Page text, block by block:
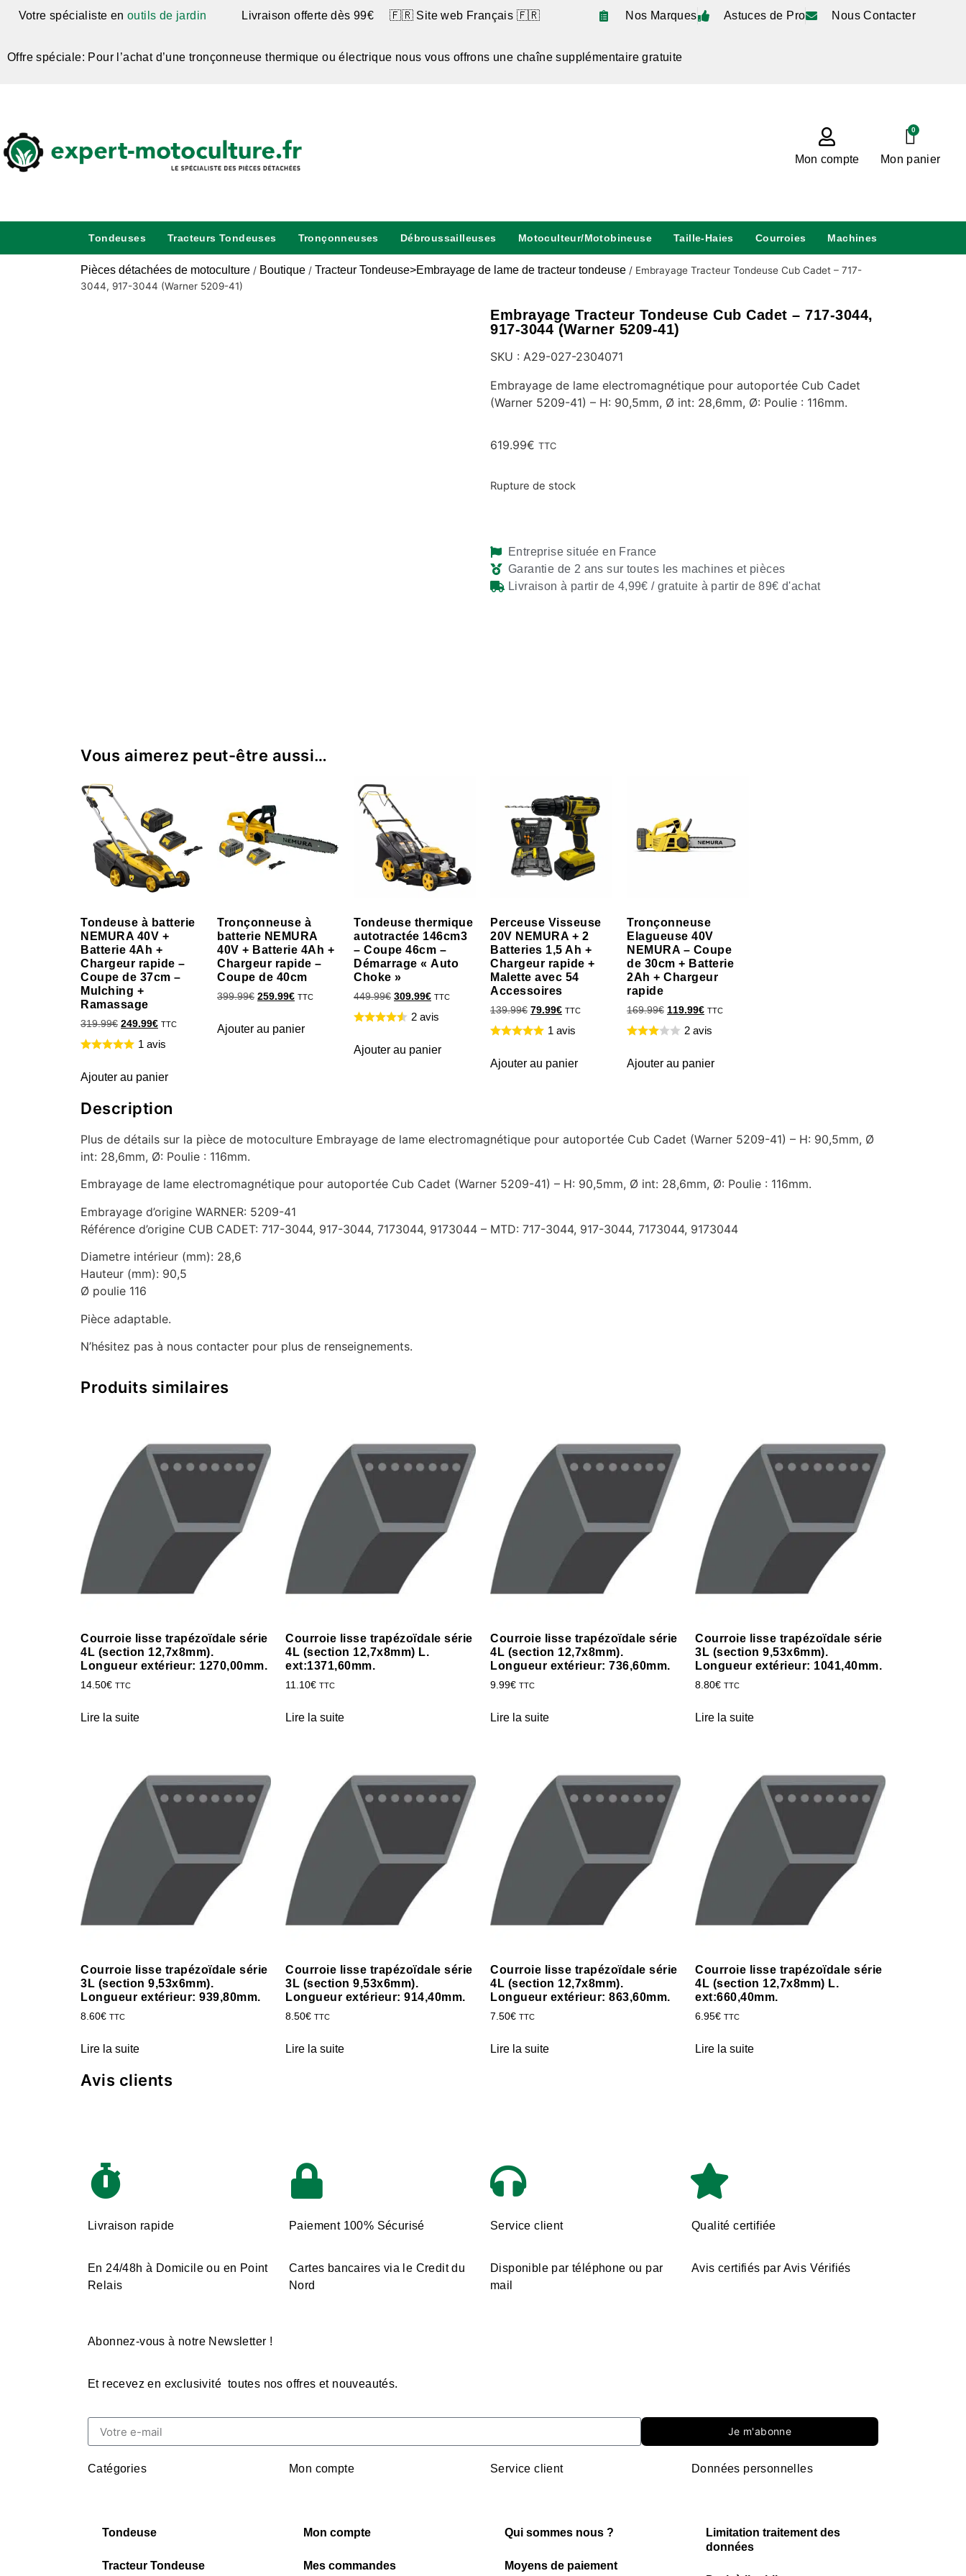
Votre spécialiste en outils de jardin Livraison offerte dès 99€ 🇫🇷 Site web Français 🇫🇷 Nos Marques Astuces de Pro Nous Contacter
Offre spéciale: Pour l’achat d’une tronçonneuse thermique ou électrique nous vous offrons une chaîne supplémentaire gratuite
Mon compte
0
Mon panier
Tondeuses Tracteurs Tondeuses Tronçonneuses Débroussailleuses Motoculteur/Motobineuse Taille-Haies Courroies Machines
Pièces détachées de motoculture / Boutique / Tracteur Tondeuse>Embrayage de lame de tracteur tondeuse / Embrayage Tracteur Tondeuse Cub Cadet – 717-
3044, 917-3044 (Warner 5209-41)
Embrayage Tracteur Tondeuse Cub Cadet – 717-3044,
917-3044 (Warner 5209-41)
SKU : A29-027-2304071
Embrayage de lame electromagnétique pour autoportée Cub Cadet
(Warner 5209-41) – H: 90,5mm, Ø int: 28,6mm, Ø: Poulie : 116mm.
619.99€ TTC
Rupture de stock
Entreprise située en France
Garantie de 2 ans sur toutes les machines et pièces
Livraison à partir de 4,99€ / gratuite à partir de 89€ d'achat
Vous aimerez peut-être aussi…
Tondeuse à batterie
NEMURA 40V +
Batterie 4Ah +
Chargeur rapide –
Coupe de 37cm –
Mulching +
Ramassage
319.99€ 249.99€ TTC
1 avis
Ajouter au panier
Tronçonneuse à
batterie NEMURA
40V + Batterie 4Ah +
Chargeur rapide –
Coupe de 40cm
399.99€ 259.99€ TTC
Ajouter au panier
Tondeuse thermique
autotractée 146cm3
– Coupe 46cm –
Démarrage « Auto
Choke »
449.99€ 309.99€ TTC
2 avis
Ajouter au panier
Perceuse Visseuse
20V NEMURA + 2
Batteries 1,5 Ah +
Chargeur rapide +
Malette avec 54
Accessoires
139.99€ 79.99€ TTC
1 avis
Ajouter au panier
Tronçonneuse
Elagueuse 40V
NEMURA – Coupe
de 30cm + Batterie
2Ah + Chargeur
rapide
169.99€ 119.99€ TTC
2 avis
Ajouter au panier
Description
Plus de détails sur la pièce de motoculture Embrayage de lame electromagnétique pour autoportée Cub Cadet (Warner 5209-41) – H: 90,5mm, Ø
int: 28,6mm, Ø: Poulie : 116mm.
Embrayage de lame electromagnétique pour autoportée Cub Cadet (Warner 5209-41) – H: 90,5mm, Ø int: 28,6mm, Ø: Poulie : 116mm.
Embrayage d’origine WARNER: 5209-41
Référence d’origine CUB CADET: 717-3044, 917-3044, 7173044, 9173044 – MTD: 717-3044, 917-3044, 7173044, 9173044
Diametre intérieur (mm): 28,6
Hauteur (mm): 90,5
Ø poulie 116
Pièce adaptable.
N’hésitez pas à nous contacter pour plus de renseignements.
Produits similaires
Courroie lisse trapézoïdale série
4L (section 12,7x8mm).
Longueur extérieur: 1270,00mm.
14.50€ TTC
Lire la suite
Courroie lisse trapézoïdale série
4L (section 12,7x8mm) L.
ext:1371,60mm.
11.10€ TTC
Lire la suite
Courroie lisse trapézoïdale série
4L (section 12,7x8mm).
Longueur extérieur: 736,60mm.
9.99€ TTC
Lire la suite
Courroie lisse trapézoïdale série
3L (section 9,53x6mm).
Longueur extérieur: 1041,40mm.
8.80€ TTC
Lire la suite
Courroie lisse trapézoïdale série
3L (section 9,53x6mm).
Longueur extérieur: 939,80mm.
8.60€ TTC
Lire la suite
Courroie lisse trapézoïdale série
3L (section 9,53x6mm).
Longueur extérieur: 914,40mm.
8.50€ TTC
Lire la suite
Courroie lisse trapézoïdale série
4L (section 12,7x8mm).
Longueur extérieur: 863,60mm.
7.50€ TTC
Lire la suite
Courroie lisse trapézoïdale série
4L (section 12,7x8mm) L.
ext:660,40mm.
6.95€ TTC
Lire la suite
Avis clients
Livraison rapide
En 24/48h à Domicile ou en Point
Relais
Paiement 100% Sécurisé
Cartes bancaires via le Credit du
Nord
Service client
Disponible par téléphone ou par
mail
Qualité certifiée
Avis certifiés par Avis Vérifiés
Abonnez-vous à notre Newsletter !
Et recevez en exclusivité toutes nos offres et nouveautés.
Je m'abonne
Catégories
Tondeuse
Tracteur Tondeuse
Mon compte
Mon compte
Mes commandes
Service client
Qui sommes nous ?
Moyens de paiement
Données personnelles
Limitation traitement des
données